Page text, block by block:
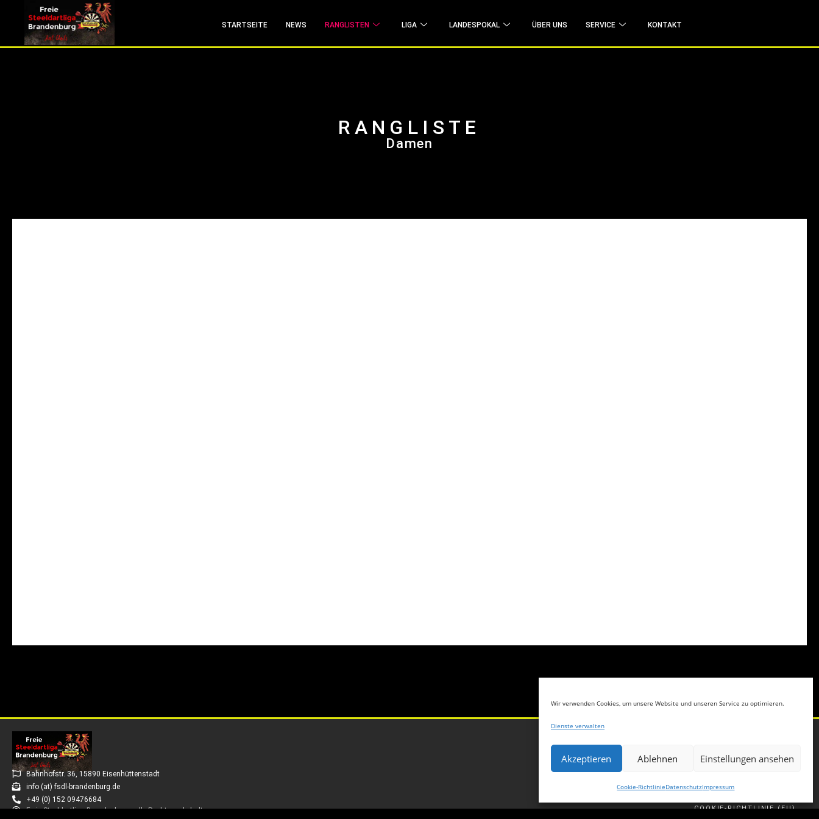
Wir verwenden Cookies, um unsere Website und unseren Service zu optimieren.
Dienste verwalten
Akzeptieren Ablehnen Einstellungen ansehen
Cookie-RichtlinieDatenschutzImpressum
info (at) fsdl-brandenburg.de Zum Liga Live-Ticker
STARTSEITE NEWS RANGLISTEN LIGA LANDESPOKAL ÜBER UNS SERVICE KONTAKT
RANGLISTE
Damen
Bahnhofstr. 36, 15890 Eisenhüttenstadt
info (at) fsdl-brandenburg.de
+49 (0) 152 09476684
Freie Steeldartliga Brandenburg - alle Rechte vorbehalten
GESCHÄFTSBEDINGUNGEN
COOKIE-RICHTLINIE (EU)